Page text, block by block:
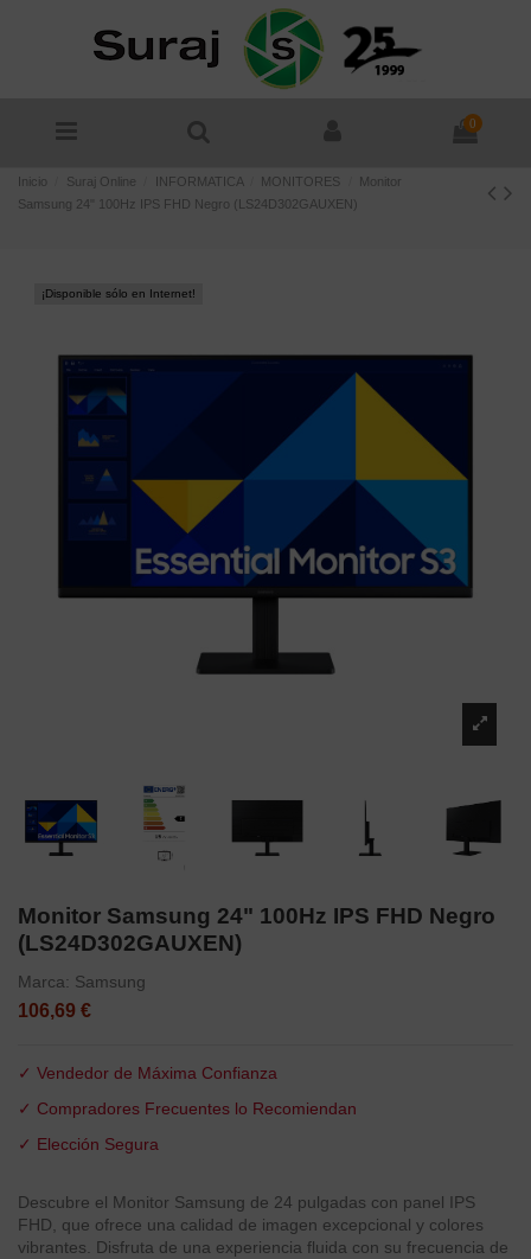
0
Inicio Suraj Online INFORMATICA MONITORES
Monitor
Samsung 24" 100Hz IPS FHD Negro (LS24D302GAUXEN)
¡Disponible sólo en Internet!
Monitor Samsung 24" 100Hz IPS FHD Negro
(LS24D302GAUXEN)
Marca: Samsung
106,69 €
✓ Vendedor de Máxima Confianza
✓ Compradores Frecuentes lo Recomiendan
✓ Elección Segura
Descubre el Monitor Samsung de 24 pulgadas con panel IPS
FHD, que ofrece una calidad de imagen excepcional y colores
vibrantes. Disfruta de una experiencia fluida con su frecuencia de